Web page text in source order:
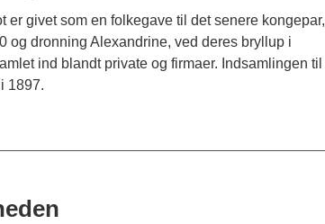
er givet som en folkegave til det senere kongepar,
og dronning Alexandrine, ved deres bryllup i
ind blandt private og firmaer. Indsamlingen til
1897.